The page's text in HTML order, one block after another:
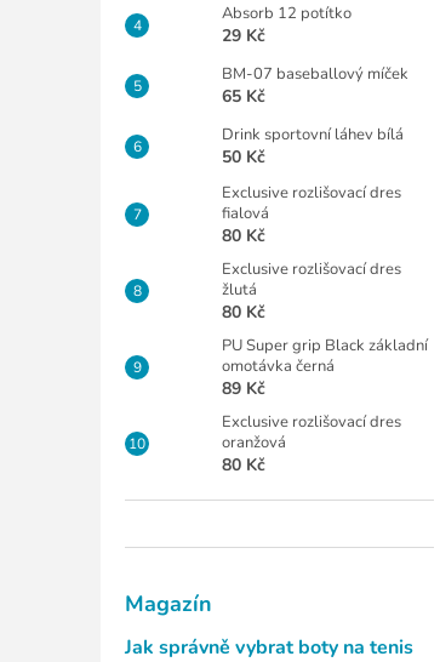
Absorb 12 potítko
29 Kč
BM-07 baseballový míček
65 Kč
Drink sportovní láhev bílá
50 Kč
Exclusive rozlišovací dres
fialová
80 Kč
Exclusive rozlišovací dres
žlutá
80 Kč
PU Super grip Black základní
omotávka černá
89 Kč
Exclusive rozlišovací dres
oranžová
80 Kč
Magazín
Jak správně vybrat boty na tenis